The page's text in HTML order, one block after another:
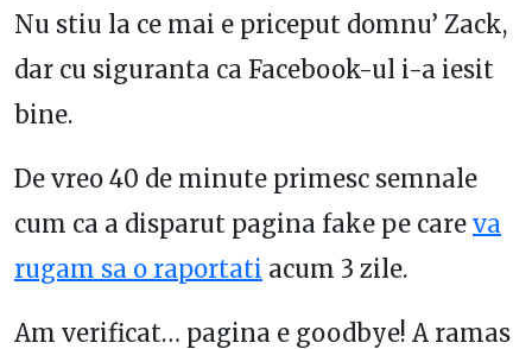
Nu stiu la ce mai e priceput domnu’ Zack,
dar cu siguranta ca Facebook-ul i-a iesit
bine.
De vreo 40 de minute primesc semnale
cum ca a disparut pagina fake pe care va
rugam sa o raportati acum 3 zile.
Am verificat… pagina e goodbye! A ramas